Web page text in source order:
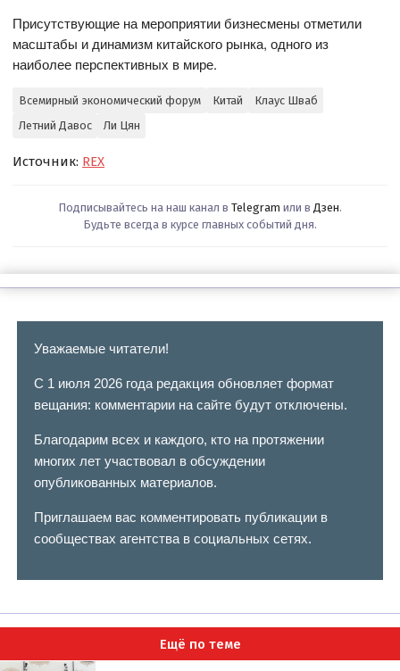
Присутствующие на мероприятии бизнесмены отметили
масштабы и динамизм китайского рынка, одного из
наиболее перспективных в мире.
Всемирный экономический форум Китай
Клаус Шваб
Летний Давос
Ли Цян
Источник: REX
Подписывайтесь на наш канал в Telegram или в Дзен.
Будьте всегда в курсе главных событий дня.
Уважаемые читатели!
С 1 июля 2026 года редакция обновляет формат
вещания: комментарии на сайте будут отключены.
Благодарим всех и каждого, кто на протяжении
многих лет участвовал в обсуждении
опубликованных материалов.
Приглашаем вас комментировать публикации в
сообществах агентства в социальных сетях.
Ещё по теме